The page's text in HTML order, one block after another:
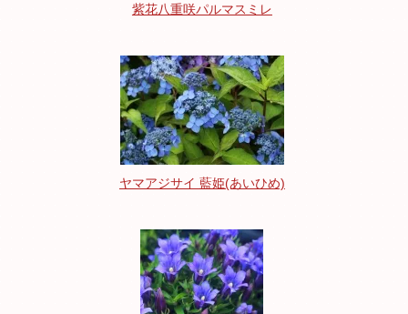
紫花八重咲パルマスミレ
ヤマアジサイ 藍姫(あいひめ)